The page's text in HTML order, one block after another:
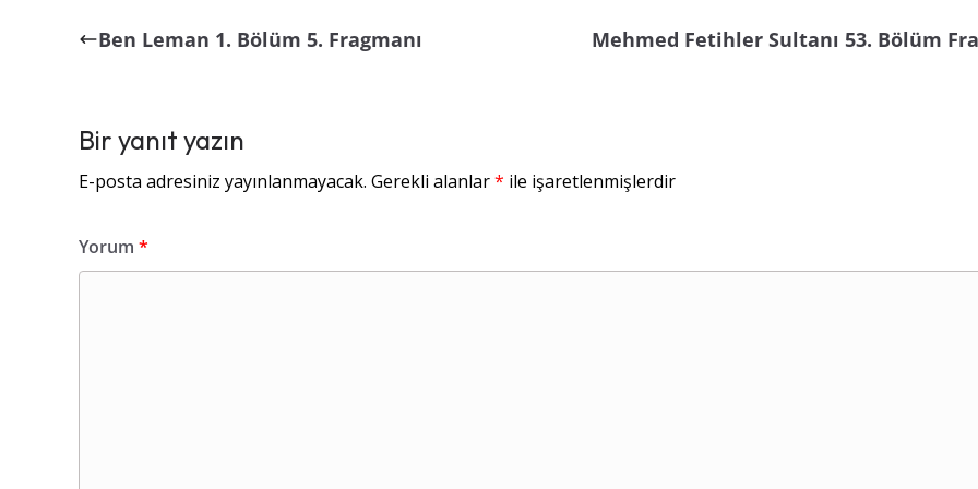
Ben Leman 1. Bölüm 5. Fragmanı Mehmed Fetihler Sultanı 53. Bölüm
Bir yanıt yazın
E-posta adresiniz yayınlanmayacak. Gerekli alanlar* ile işaretlenmişlerdir
Yorum *